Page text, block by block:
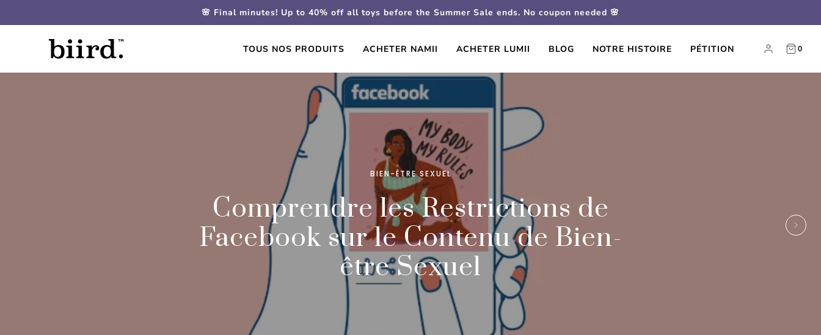
🌸 Final minutes! Up to 40% off all toys before the Summer Sale ends. No coupon needed 🌸
TOUS NOS PRODUITS ACHETER NAMII ACHETER LUMII BLOG NOTRE HISTOIRE PÉTITION 0
BIEN-ÊTRE SEXUEL
Comprendre les Restrictions de
Facebook sur le Contenu de Bien-
être Sexuel